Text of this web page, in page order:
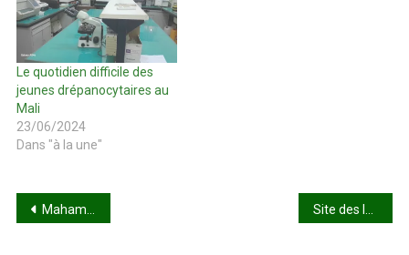
Le quotidien difficile des
jeunes drépanocytaires au
Mali
23/06/2024
Dans "à la une"
Navigation
Mahamadou Camara et Moustapha Drabo à la barre Site des logements sociaux de N’tabacoro : Près de 4000 maisons bientôt démolies